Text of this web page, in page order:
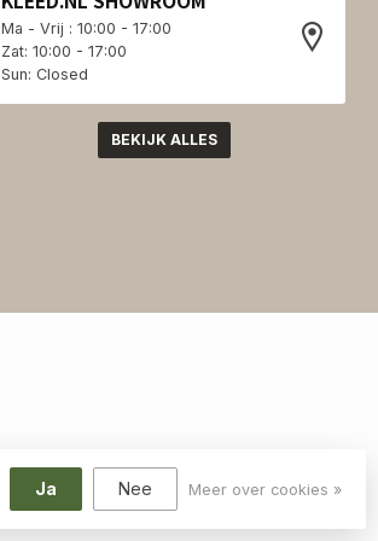
Ma - Vrij : 10:00 - 17:00
Zat: 10:00 - 17:00
Sun: Closed
BEKIJK ALLES
Ja Nee Meer over cookies »